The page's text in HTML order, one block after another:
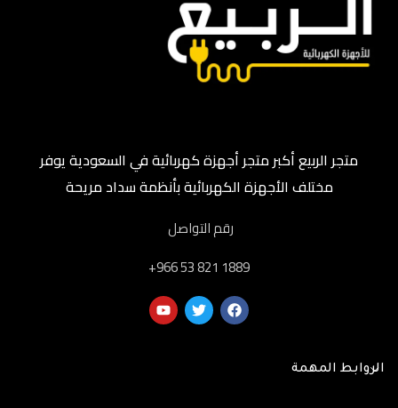
متجر الربيع أكبر متجر أجهزة كهربائية في السعودية يوفر
مختلف الأجهزة الكهربائية بأنظمة سداد مريحة
رقم التواصل
‎+966 53 821 1889
الروابط المهمة